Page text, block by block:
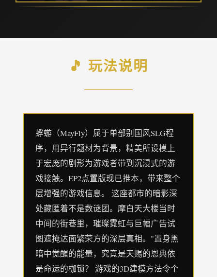
🎵 玩法说明
蜉蝣（MayFly）属于单部别国风SLG程
序，用异行题材为背景，精美所设模上
于宏庞的剧形为游戏者带到沉浸式的游
戏接触。EP2点置版现已推本，带来整个
层增强的游戏信息。 这座都市的暗影深
处藏匿着不是数谜团。摩白天大楼当时
中间的街巷里，璀璨霓虹与巨幅广告试
图遮掩达面繁荣方的深层真相。"置身黑
暗中觉醒的能量，究竟是天赐的恩典依
是命运的枷锁？ 游戏的3D建模方法令个